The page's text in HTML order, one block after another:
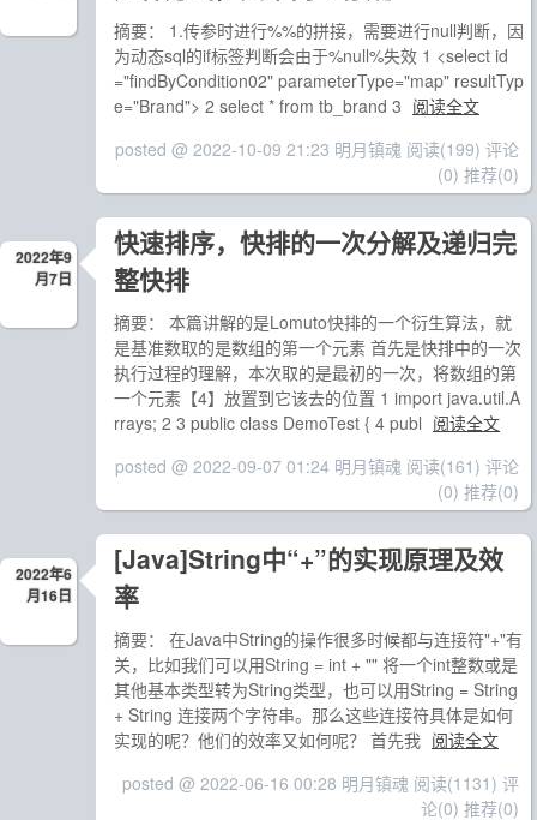
摘要： 1.传参时进行%%的拼接，需要进行null判断，因
为动态sql的if标签判断会由于%null%失效 1 <select id
="findByCondition02" parameterType="map" resultTyp
e="Brand"> 2 select * from tb_brand 3 阅读全文
posted @ 2022-10-09 21:23 明月镇魂 阅读(199) 评论
(0) 推荐(0)
2022年9
月7日
快速排序，快排的一次分解及递归完
整快排
摘要： 本篇讲解的是Lomuto快排的一个衍生算法，就
是基准数取的是数组的第一个元素 首先是快排中的一次
执行过程的理解，本次取的是最初的一次，将数组的第
一个元素【4】放置到它该去的位置 1 import java.util.A
rrays; 2 3 public class DemoTest { 4 publ 阅读全文
posted @ 2022-09-07 01:24 明月镇魂 阅读(161) 评论
(0) 推荐(0)
2022年6
月16日
[Java]String中“+”的实现原理及效
率
摘要： 在Java中String的操作很多时候都与连接符"+"有
关，比如我们可以用String = int + "" 将一个int整数或是
其他基本类型转为String类型，也可以用String = String
+ String 连接两个字符串。那么这些连接符具体是如何
实现的呢？他们的效率又如何呢？ 首先我 阅读全文
posted @ 2022-06-16 00:28 明月镇魂 阅读(1131) 评
论(0) 推荐(0)